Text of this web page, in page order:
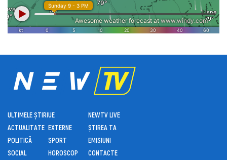
ULTIMELE ȘTIRI
ACTUALITATE
POLITICĂ
SOCIAL
UE
EXTERNE
SPORT
HOROSCOP
NEWTV LIVE
ȘTIREA TA
EMISIUNI
CONTACTE